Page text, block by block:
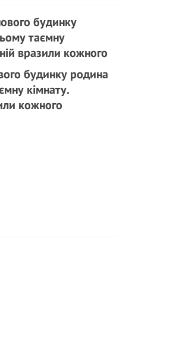
будинку родина
кімнату.
кожного